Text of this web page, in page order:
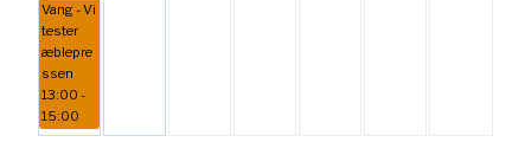
Vang - Vi
tester
æblepre
ssen
13:00 -
15:00